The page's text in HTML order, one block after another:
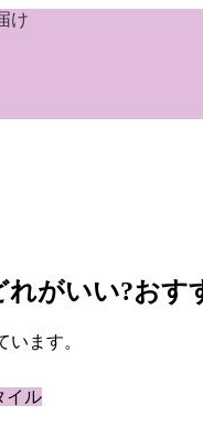
け
がいい?おす
ます。
イル